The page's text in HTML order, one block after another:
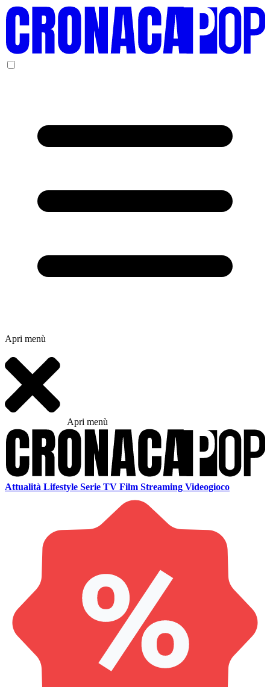
Apri menù
Apri menù
Attualità Lifestyle Serie TV Film Streaming Videogioco